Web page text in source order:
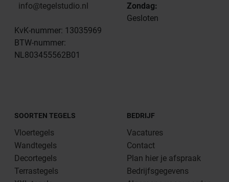
info@tegelstudio.nl
KvK-nummer: 13035969
BTW-nummer:
NL803455562B01
Zondag:
Gesloten
SOORTEN TEGELS
Vloertegels
Wandtegels
Decortegels
Terrastegels
BEDRIJF
Vacatures
Contact
Plan hier je afspraak
Bedrijfsgegevens